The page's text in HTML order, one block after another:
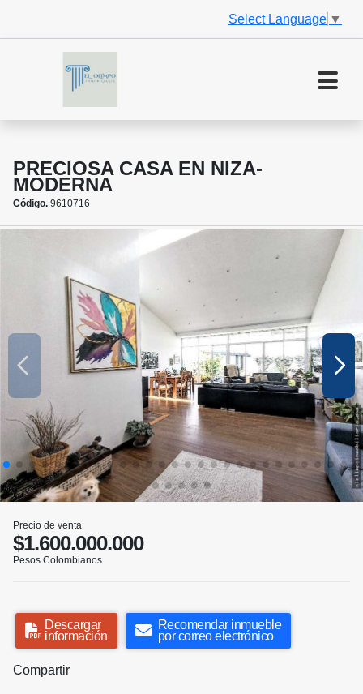
Select Language ▼
PRECIOSA CASA EN NIZA-
MODERNA
Código. 9610716
Precio de venta
$1.600.000.000
Pesos Colombianos
Descargar
información
Recomendar inmueble
por correo electrónico
Compartir